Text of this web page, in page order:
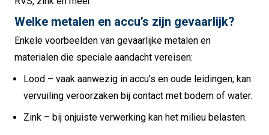
Welke metalen en accu’s zijn gevaarlijk?
Enkele voorbeelden van gevaarlijke metalen en
materialen die speciale aandacht vereisen:
Lood – vaak aanwezig in accu’s en oude leidingen; kan
vervuiling veroorzaken bij contact met bodem of water.
Zink – bij onjuiste verwerking kan het milieu belasten.